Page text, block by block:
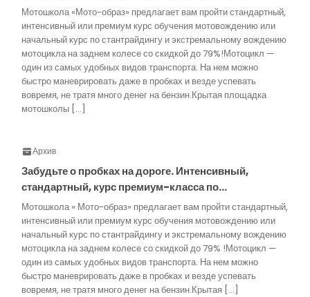
Мотошкола «Мото-образ» предлагает вам пройти стандартный,
интенсивный или премиум курс обучения мотовождению или
начальный курс по стантрайдингу и экстремальному вождению
мотоцикла на заднем колесе со скидкой до 79%!Мотоцикл —
один из самых удобных видов транспорта. На нем можно
быстро маневрировать даже в пробках и везде успевать
вовремя, не тратя много денег на бензин.Крытая площадка
мотошколы […]
Архив
Забудьте о пробках на дороге. Интенсивный,
стандартный, курс премиум-класса по…
Мотошкола » Мото-образ» предлагает вам пройти стандартный,
интенсивный или премиум курс обучения мотовождению или
начальный курс по стантрайдингу и экстремальному вождению
мотоцикла на заднем колесе со скидкой до 79% !Мотоцикл —
один из самых удобных видов транспорта. На нем можно
быстро маневрировать даже в пробках и везде успевать
вовремя, не тратя много денег на бензин.Крытая […]